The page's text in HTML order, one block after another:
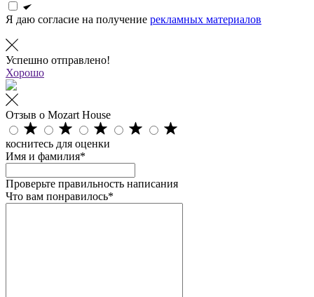
Я даю согласие на получение рекламных материалов
Успешно отправлено!
Хорошо
Отзыв о Mozart House
коснитесь для оценки
Имя и фамилия*
Проверьте правильность написания
Что вам понравилось*